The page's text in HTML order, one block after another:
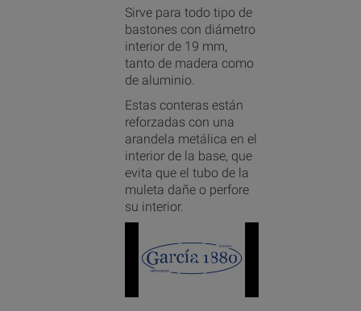
Sirve para todo tipo de
bastones con diámetro
interior de 19 mm,
tanto de madera como
de aluminio.
Estas conteras están
reforzadas con una
arandela metálica en el
interior de la base, que
evita que el tubo de la
muleta dañe o perfore
su interior.
Play